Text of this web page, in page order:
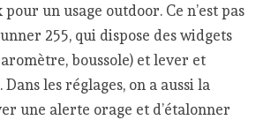
un usage outdoor. Ce n’est pas
255, qui dispose des widgets
boussole) et lever et
les réglages, on a aussi la
une alerte orage et d’étalonner